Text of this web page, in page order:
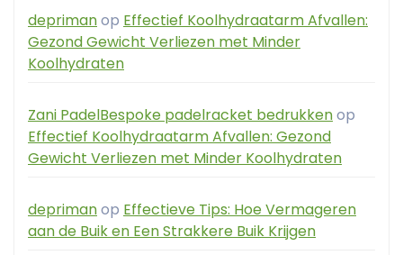
deprimanop Effectief Koolhydraatarm Afvallen:
Gezond Gewicht Verliezen met Minder
Koolhydraten
Zani PadelBespoke padelracket bedrukkenop
Effectief Koolhydraatarm Afvallen: Gezond
Gewicht Verliezen met Minder Koolhydraten
deprimanop Effectieve Tips: Hoe Vermageren
aan de Buik en Een Strakkere Buik Krijgen